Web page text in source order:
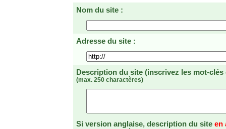
Nom du site :
Adresse du site :
Description du site (inscrivez les mot-
(max. 250 charactères)
Si version anglaise, description du site en